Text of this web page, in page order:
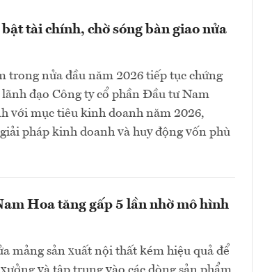
tài chính, chờ sóng bàn giao nửa
trong nửa đầu năm 2026 tiếp tục chứng
đạo Công ty cổ phần Đầu tư Nam
với mục tiêu kinh doanh năm 2026,
pháp kinh doanh và huy động vốn phù
Hoa tăng gấp 5 lần nhờ mô hình
mảng sản xuất nội thất kém hiệu quả để